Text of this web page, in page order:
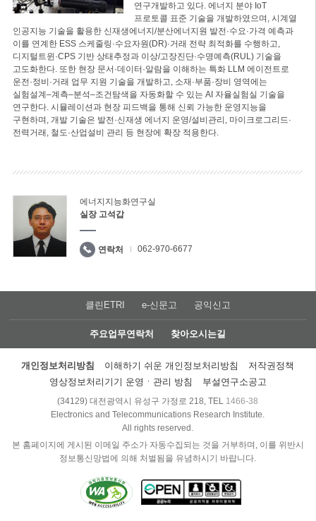
연구개발하고 있다. 에너지 분야 IoT
프로토콜 표준 기술을 개발하였으며, 시계열
인공지능 기술을 활용한 신재생에너지/분산에너지원 발전·수요·가격 예측과
이를 연계한 ESS 스케줄링·수요자원(DR)·거래 전략 최적화를 수행하고,
디지털트윈·CPS 기반 상태추정과 이상/고장진단·수명예측(RUL) 기술을
고도화한다. 또한 현장 문서·데이터·알람을 이해하는 특화 LLM 에이전트로
운전·정비·거래 업무 지원 기술을 개발하고, 소재·부품·장비 영역에는
실험설계–계측–분석–조건탐색을 자동화할 수 있는 AI 자율실험실 기술을
연구한다. 시뮬레이션과 현장 피드백을 통해 신뢰 가능한 운영지능을
구현하며, 개발 기술은 발전·신재생 에너지 운영/설비관리, 마이크로그리드·
전력거래, 철도·산업설비 관리 등 현장에 확장 적용한다.
에너지지능화연구실
실장 고석갑
연락처 062-970-6677
클린ETRI e-신문고 공익신고
주요업무연락처 찾아오시는길
개인정보처리방침 이해하기 쉬운 개인정보처리방침
저작권정책
영상정보처리기기 운영ㆍ관리 방침
부설연구소공고
(34129) 대전광역시 유성구 가정로 218, TEL 1466-38
Electronics and Telecommunications Research Institute.
All rights reserved.
본 홈페이지에 게시된 이메일 주소가 자동수집되는 것을 거부하며, 이를 위반시
정보통신망법에 의해 처벌됨을 유념하시기 바랍니다.